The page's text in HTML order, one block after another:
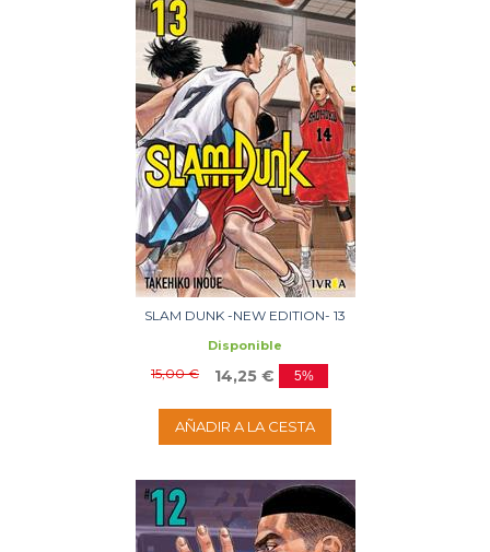
SLAM DUNK -NEW EDITION- 13
Disponible
15,00 € 14,25 € 5%
AÑADIR A LA CESTA